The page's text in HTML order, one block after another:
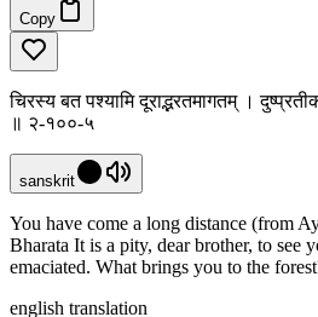
Copy
चिरस्य बत पश्यामि दूराद्भरतमागतम् ।
॥ २-१००-५
sanskrit
You have come a long distance (from
Bharata It is a pity, dear brother, to see
emaciated. What brings you to the
english translation